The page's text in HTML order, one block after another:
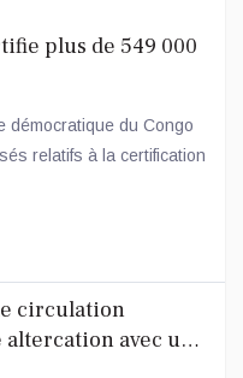
plus de 549 000
démocratique du Congo
relatifs à la certification
circulation
avec un